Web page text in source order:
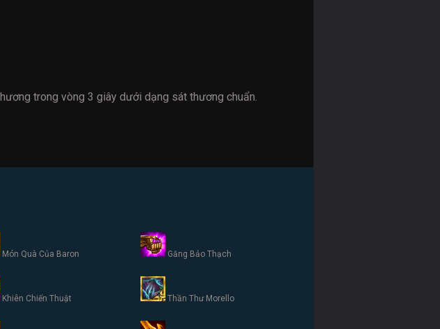
trong vòng 3 giây dưới dạng sát thương chuẩn.
Món Quà Của Baron Găng Bảo Thạch
Khiên Chiến Thuật Thần Thư Morello